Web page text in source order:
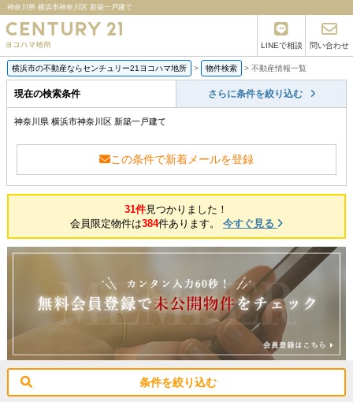
神奈川県 横浜市神奈川区 新築一戸建て
LINEで相談 問い合わせ
横浜市の不動産ならセンチュリー21ヨコハマ地所 > 物件検索 > 不動産情報一覧
現在の検索条件 さらに条件を絞り込む
神奈川県 横浜市神奈川区 新築一戸建て
この条件で新着メールを登録
31件見つかりました！
会員限定物件は384件あります。 今すぐ見る
条件を絞り込む